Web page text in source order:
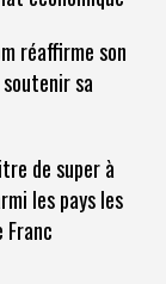
réaffirme son
sa
de super à
les pays les
Franc